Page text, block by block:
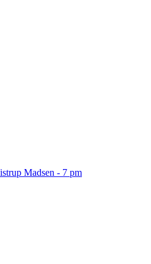
Madsen - 7 pm